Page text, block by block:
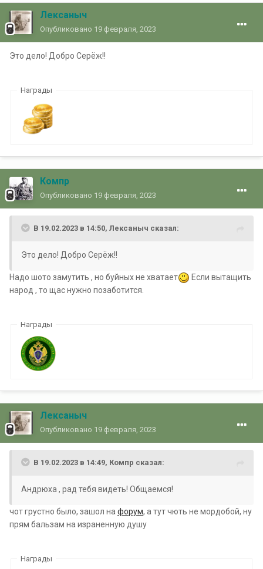
Лексаныч
Опубликовано 19 февраля, 2023
Это дело! Добро Серёж!!
Награды
Компр
Опубликовано 19 февраля, 2023
В 19.02.2023 в 14:50, Лексаныч сказал:
Это дело! Добро Серёж!!
Надо шото замутить , но буйных не хватает
Если вытащить
народ , то щас нужно позаботится.
Награды
Лексаныч
Опубликовано 19 февраля, 2023
В 19.02.2023 в 14:49, Компр сказал:
Андрюха , рад тебя видеть! Общаемся!
чот грустно было, зашол на форум, а тут чють не мордобой, ну
прям бальзам на израненную душу
Награды